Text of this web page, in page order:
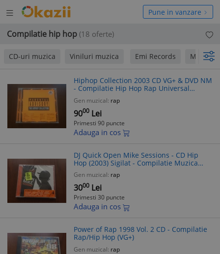
Deschide
meniul
Pune in vanzare
Compilatie hip hop (18 oferte)
CD-uri muzica Viniluri muzica Emi Records
Hiphop Collection 2003 CD VG+ & DVD NM
- Compilatie Hip Hop Rap Universal
Records
Gen muzical: rap
9000 Lei
Primesti 90 puncte
Adauga in cos
DJ Quick Open Mike Sessions - CD Hip
Hop (2003) Sigilat - Compilatie Muzica
Hip-Hop Variata
Gen muzical: rap
3000 Lei
Primesti 30 puncte
Adauga in cos
Power of Rap 1998 Vol. 2 CD - Compilatie
Rap/Hip Hop (VG+)
Gen muzical: rap